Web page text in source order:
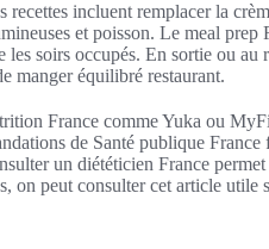
recettes incluent remplacer la
et poisson. Le meal
soirs occupés. En sortie ou au
manger équilibré restaurant.
France comme Yuka ou
de Santé publique France
un diététicien France permet
on peut consulter cet article utile